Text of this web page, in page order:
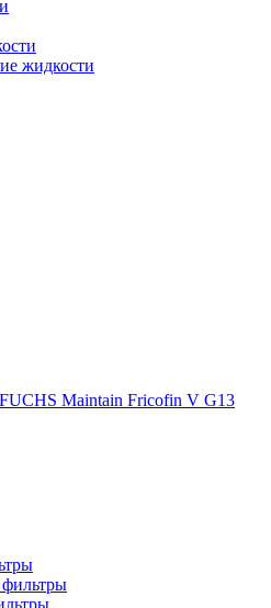
жидкости
FUCHS Maintain Fricofin V G13
фильтры